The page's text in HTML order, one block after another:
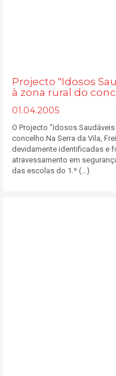
Projecto "Idosos
à zona rural do
01.04.2005
O Projecto "Idosos
concelho.Na Serra da Vila,
devidamente identificadas e
atravessamento em
das escolas do 1.º (...)